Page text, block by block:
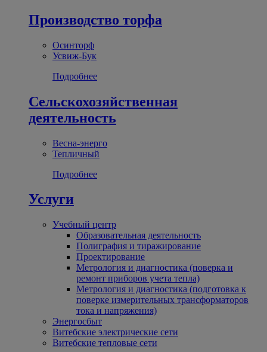
Производство торфа
Осинторф
Усвиж-Бук
Подробнее
Сельскохозяйственная
деятельность
Весна-энерго
Тепличный
Подробнее
Услуги
Учебный центр
Образовательная деятельность
Полиграфия и тиражирование
Проектирование
Метрология и диагностика (поверка и
ремонт приборов учета тепла)
Метрология и диагностика (подготовка к
поверке измерительных трансформаторов
тока и напряжения)
Энергосбыт
Витебские электрические сети
Витебские тепловые сети